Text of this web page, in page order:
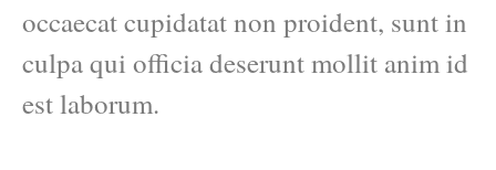
occaecat cupidatat non proident, sunt in
culpa qui officia deserunt mollit anim id
est laborum.